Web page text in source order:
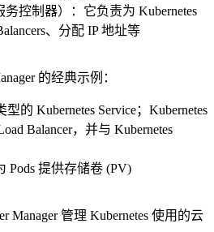
务控制器）：它负责为 Kubernetes
、分配 IP 地址等
的经典示例：
型的 Kubernetes Service；Kubernetes
Balancer，并与 Kubernetes
Pods 提供存储卷 (PV)
Manager 管理 Kubernetes 使用的云